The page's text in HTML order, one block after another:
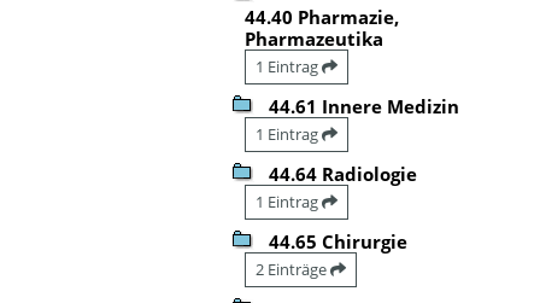
44.40 Pharmazie,
Pharmazeutika
1 Eintrag
44.61 Innere Medizin
1 Eintrag
44.64 Radiologie
1 Eintrag
44.65 Chirurgie
2 Einträge